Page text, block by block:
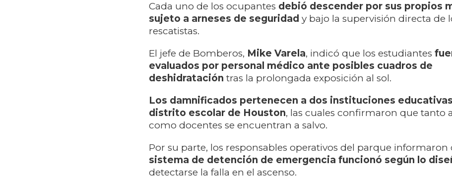
Cada uno de los ocupantes debió descender por sus propios
sujeto a arneses de seguridad y bajo la supervisión directa de
rescatistas.
El jefe de Bomberos, Mike Varela, indicó que los estudiantes
evaluados por personal médico ante posibles cuadros de
deshidratación tras la prolongada exposición al sol.
Los damnificados pertenecen a dos instituciones educativas
distrito escolar de Houston, las cuales confirmaron que tanto
como docentes se encuentran a salvo.
Por su parte, los responsables operativos del parque informaron
sistema de detención de emergencia funcionó según lo
detectarse la falla en el ascenso.